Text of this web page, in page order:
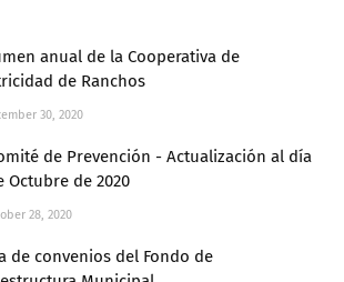
anual de la Cooperativa de
de Ranchos
30, 2020
de Prevención - Actualización al día
Octubre de 2020
28, 2020
de convenios del Fondo de